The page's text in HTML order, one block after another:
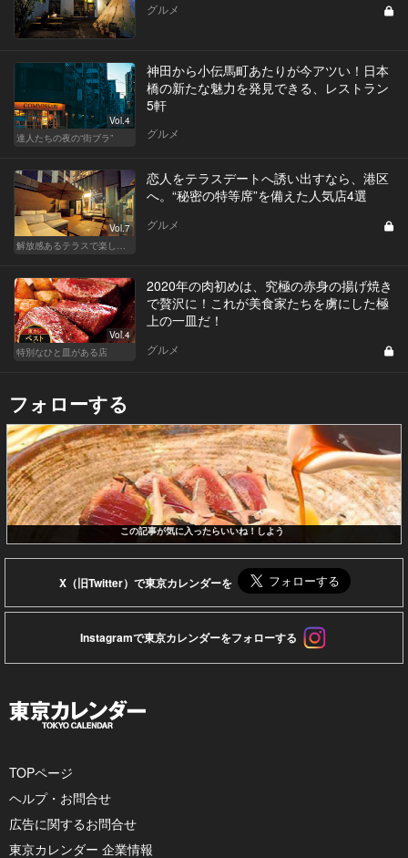
グルメ
Vol.4
達人たちの夜の“街ブラ”
神田から小伝馬町あたりが今アツい！日本
橋の新たな魅力を発見できる、レストラン
5軒
グルメ
Vol.7
恋人をテラスデートへ誘い出すなら、港区
へ。“秘密の特等席”を備えた人気店4選
グルメ
Vol.4
特別なひと皿がある店
2020年の肉初めは、究極の赤身の揚げ焼き
で贅沢に！これが美食家たちを虜にした極
上の一皿だ！
グルメ
フォローする
この記事が気に入ったらいいね！しよう
X（旧Twitter）で東京カレンダーを
Instagramで東京カレンダーをフォローする
TOPページ
ヘルプ・お問合せ
広告に関するお問合せ
東京カレンダー 企業情報